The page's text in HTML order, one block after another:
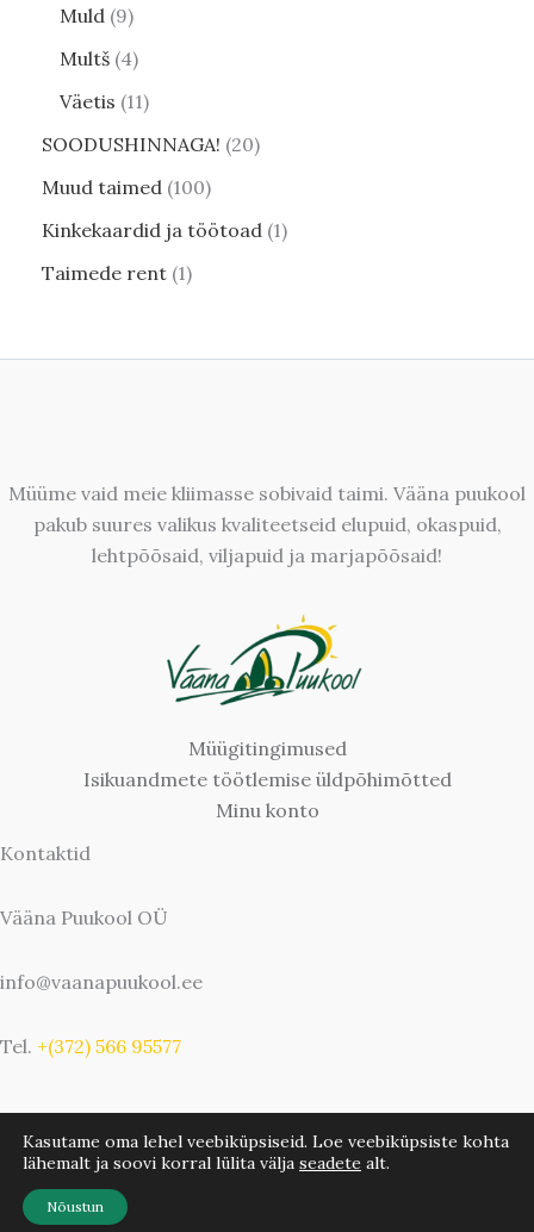
Muld 9
Multš 4
Väetis 11
SOODUSHINNAGA! 20
Muud taimed 100
Kinkekaardid ja töötoad 1
Taimede rent 1
Müüme vaid meie kliimasse sobivaid taimi. Vääna puukool
pakub suures valikus kvaliteetseid elupuid, okaspuid,
lehtpõõsaid, viljapuid ja marjapõõsaid!
Müügitingimused
Isikuandmete töötlemise üldpõhimõtted
Minu konto
Kontaktid
Vääna Puukool OÜ
info@vaanapuukool.ee
Tel. +(372) 566 95577
Kasutame oma lehel veebiküpsiseid. Loe veebiküpsiste kohta
lähemalt ja soovi korral lülita välja seadete alt.
Nõustun